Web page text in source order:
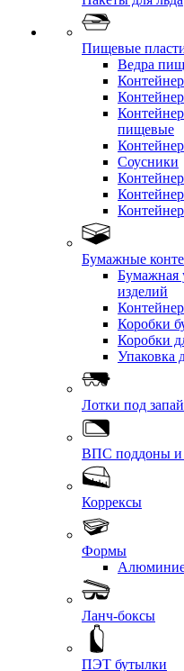
Пищевые
Ведра
пищевые
Соусники
Бумажные
Бумажная
изделий
Коробки
Коробки
Упаковка
Лотки под
ВПС поддоны
Коррексы
Формы
Ланч-боксы
ПЭТ бутылки